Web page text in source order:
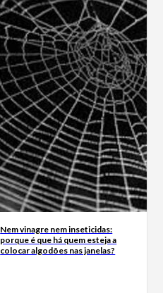
Nem vinagre nem inseticidas:
porque é que há quem esteja a
colocar algodões nas janelas?